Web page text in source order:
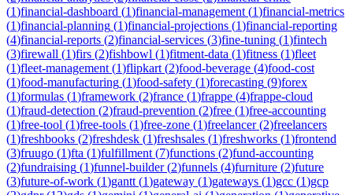
(1)financial-dashboard (1)financial-management (1)financial-metrics
(1)financial-planning (1)financial-projections (1)financial-reporting
(4)financial-reports (2)financial-services (3)fine-tuning (1)fintech
(3)firewall (1)firs (2)fishbowl (1)fitment-data (1)fitness (1)fleet
(1)fleet-management (1)flipkart (2)food-beverage (4)food-cost
(1)food-manufacturing (1)food-safety (1)forecasting (9)forex
(1)formulas (1)framework (2)france (1)frappe (4)frappe-cloud
(1)fraud-detection (2)fraud-prevention (2)free (1)free-accounting
(1)free-tool (1)free-tools (1)free-zone (1)freelancer(2)freelancers
(1)freshbooks (2)freshdesk (1)freshsales (1)freshworks (1)frontend
(3)fruugo (1)fta (1)fulfillment (7)functions (2)fund-accounting
(2)fundraising (1)funnel-builder(2)funnels (4)furniture (2)future
(3)future-of-work (1)gantt (1)gateway (1)gateways (1)gcc (1)gcp